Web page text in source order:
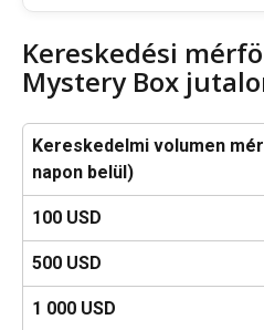
Kereskedési
Mystery Box
Kereskedelmi volumen
napon belül)
100 USD
500 USD
1 000 USD